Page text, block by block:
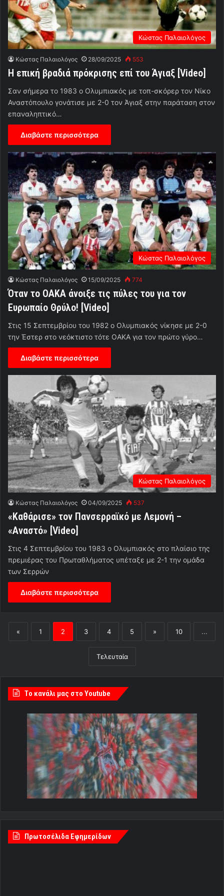
Κώστας Παλαιολόγος
Κώστας Παλαιολόγος 28/09/2025 553
Η επική βραδιά πρόκρισης επί του Άγιαξ [Video]
Σαν σήμερα το 1983 ο Ολυμπιακός με τοπ-σκόρερ τον Νίκο
Αναστόπουλο γονάτισε με 2-0 τον Άγιαξ στην παράταση στον
επαναληπτικό…
Διαβάστε περισσότερα
Κώστας Παλαιολόγος
Κώστας Παλαιολόγος 15/09/2025 774
Όταν το ΟΑΚΑ άνοιξε τις πύλες του για τον
Ευρωπαίο Θρύλο! [Video]
Στις 15 Σεπτεμβρίου του 1982 ο Ολυμπιακός νίκησε με 2-0
την Έστερ στο νεόκτιστο τότε ΟΑΚΑ για τον πρώτο γύρο…
Διαβάστε περισσότερα
Κώστας Παλαιολόγος
Κώστας Παλαιολόγος 04/09/2025 537
«Καθάρισε» τον Πανσερραϊκό με Λεμονή –
«Αναστό» [Video]
Στις 4 Σεπτεμβρίου του 1983 ο Ολυμπιακός στο πλαίσιο της
πρεμιέρας του Πρωταθλήματος υπέταξε με 2-1 την ομάδα
των Σερρών
Διαβάστε περισσότερα
« 1 2 3 4 5 » 10 ...
Τελευταία
Tο κανάλι μας στο Youtube
Πρωτοσέλιδα Εφημερίδων